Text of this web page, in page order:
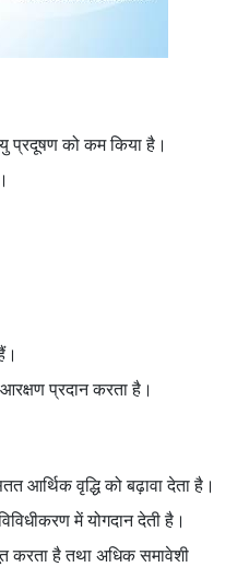
प्रदूषण को कम किया है।
प्रदान करता है।
आर्थिक वृद्धि को बढ़ावा देता है।
में योगदान देती है।
करता है तथा अधिक समावेशी